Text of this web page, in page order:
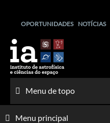
conteúdo
OPORTUNIDADES NOTÍCIAS
Menu de topo
Menu principal